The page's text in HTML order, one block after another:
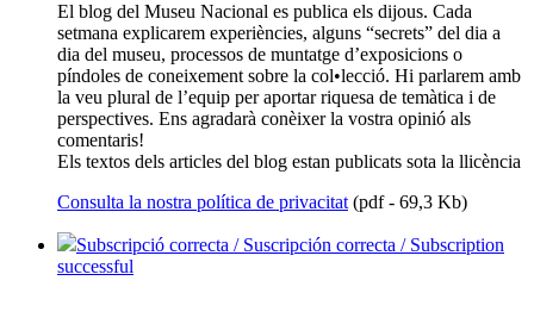
El blog del Museu Nacional es publica els dijous. Cada
setmana explicarem experiències, alguns “secrets” del dia a
dia del museu, processos de muntatge d’exposicions o
píndoles de coneixement sobre la col•lecció. Hi parlarem amb
la veu plural de l’equip per aportar riquesa de temàtica i de
perspectives. Ens agradarà conèixer la vostra opinió als
comentaris!
Els textos dels articles del blog estan publicats sota la llicència
Consulta la nostra política de privacitat (pdf - 69,3 Kb)
Subscripció correcta / Suscripción correcta / Subscription
successful